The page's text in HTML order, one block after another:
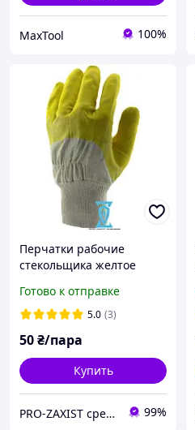
MaxTool 100%
Перчатки рабочие
стекольщика желтое
Готово к отправке
5.0 (3)
50₴/пара
Купить
PRO-ZAXIST средства защиты для профессионалов. 99%